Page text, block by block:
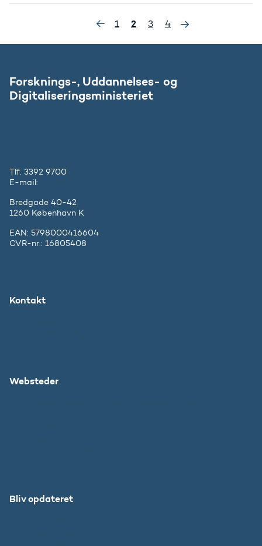
1 2 3 4
Forsknings-, Uddannelses- og
Digitaliseringsministeriet
Tlf. 3392 9700
E-mail:
Bredgade 40-42
1260 København K
EAN: 5798000416604
CVR-nr.: 16805408
Kontakt
Websteder
Bliv opdateret